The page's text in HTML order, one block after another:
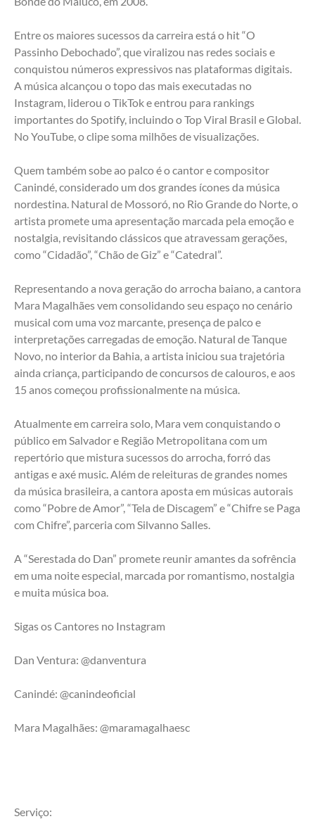
Entre os maiores sucessos da carreira está o hit “O
Passinho Debochado”, que viralizou nas redes sociais e
conquistou números expressivos nas plataformas digitais.
A música alcançou o topo das mais executadas no
Instagram, liderou o TikTok e entrou para rankings
importantes do Spotify, incluindo o Top Viral Brasil e Global.
No YouTube, o clipe soma milhões de visualizações.
Quem também sobe ao palco é o cantor e compositor
Canindé, considerado um dos grandes ícones da música
nordestina. Natural de Mossoró, no Rio Grande do Norte, o
artista promete uma apresentação marcada pela emoção e
nostalgia, revisitando clássicos que atravessam gerações,
como “Cidadão”, “Chão de Giz” e “Catedral”.
Representando a nova geração do arrocha baiano, a cantora
Mara Magalhães vem consolidando seu espaço no cenário
musical com uma voz marcante, presença de palco e
interpretações carregadas de emoção. Natural de Tanque
Novo, no interior da Bahia, a artista iniciou sua trajetória
ainda criança, participando de concursos de calouros, e aos
15 anos começou profissionalmente na música.
Atualmente em carreira solo, Mara vem conquistando o
público em Salvador e Região Metropolitana com um
repertório que mistura sucessos do arrocha, forró das
antigas e axé music. Além de releituras de grandes nomes
da música brasileira, a cantora aposta em músicas autorais
como “Pobre de Amor”, “Tela de Discagem” e “Chifre se Paga
com Chifre”, parceria com Silvanno Salles.
A “Serestada do Dan” promete reunir amantes da sofrência
em uma noite especial, marcada por romantismo, nostalgia
e muita música boa.
Sigas os Cantores no Instagram
Dan Ventura: @danventura
Canindé: @canindeoficial
Mara Magalhães: @maramagalhaesc
Serviço: